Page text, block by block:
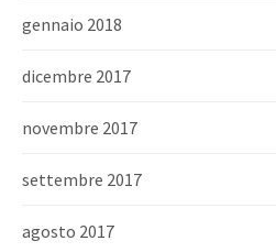
gennaio 2018
dicembre 2017
novembre 2017
settembre 2017
agosto 2017